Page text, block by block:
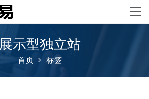
展示型独立站
首页 标签